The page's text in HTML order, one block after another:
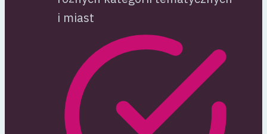
i miast